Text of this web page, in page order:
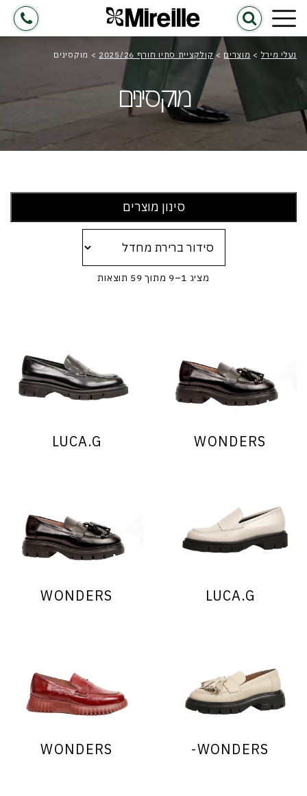
נעלי מירל > מוצרים > קולקציית סתיו חורף 2025/26 > מוקסינים
מוקסינים
סינון מוצרים
מציג 1–9 מתוך 59 תוצאות
WONDERS
LUCA.G
LUCA.G
WONDERS
WONDERS-
WONDERS